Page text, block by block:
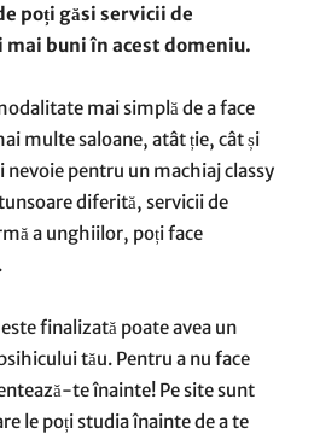
poți găsi servicii de
buni în acest domeniu.
mai simplă de a face
multe saloane, atât ție, cât și
nevoie pentru un machiaj classy
diferită, servicii de
a unghiilor, poți face
finalizată poate avea un
tău. Pentru a nu face
te înainte! Pe site sunt
le poți studia înainte de a te